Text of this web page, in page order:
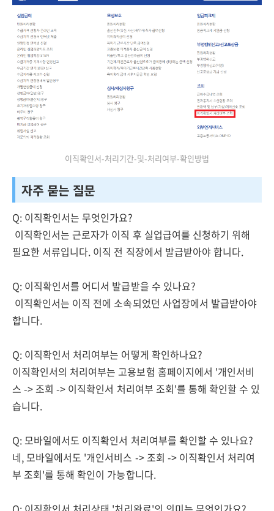
이직확인서-처리기간-및-처리여부-확인방법
자주 묻는 질문
Q: 이직확인서는 무엇인가요?
이직확인서는 근로자가 이직 후 실업급여를 신청하기 위해
필요한 서류입니다. 이직 전 직장에서 발급받아야 합니다.
Q: 이직확인서를 어디서 발급받을 수 있나요?
이직확인서는 이직 전에 소속되었던 사업장에서 발급받아야
합니다.
Q: 이직확인서 처리여부는 어떻게 확인하나요?
이직확인서의 처리여부는 고용보험 홈페이지에서 '개인서비
스 -> 조회 -> 이직확인서 처리여부 조회'를 통해 확인할 수 있
습니다.
Q: 모바일에서도 이직확인서 처리여부를 확인할 수 있나요?
네, 모바일에서도 '개인서비스 -> 조회 -> 이직확인서 처리여
부 조회'를 통해 확인이 가능합니다.